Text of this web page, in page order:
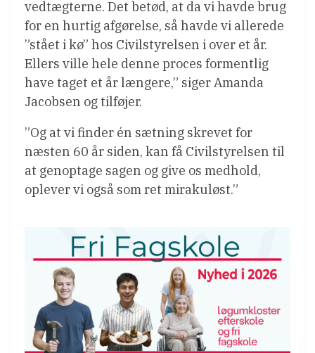
vedtægterne. Det betød, at da vi havde brug
for en hurtig afgørelse, så havde vi allerede
”stået i kø” hos Civilstyrelsen i over et år.
Ellers ville hele denne proces formentlig
have taget et år længere,” siger Amanda
Jacobsen og tilføjer.
”Og at vi finder én sætning skrevet for
næsten 60 år siden, kan få Civilstyrelsen til
at genoptage sagen og give os medhold,
oplever vi også som ret mirakuløst.”